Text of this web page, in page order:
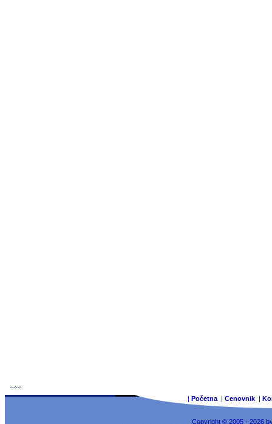
| Početna | Cenovnik |
Copyright © 2005 - 2026